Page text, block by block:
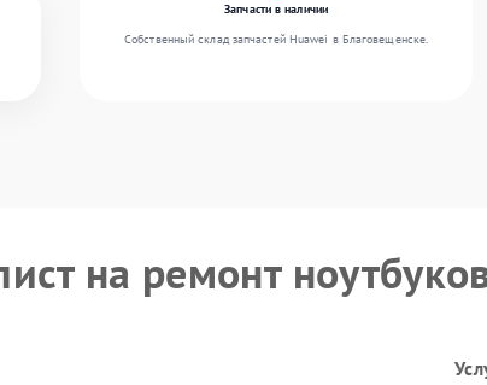
Запчасти в наличии
Собственный склад запчастей Huawei в Благовещенске.
на ремонт